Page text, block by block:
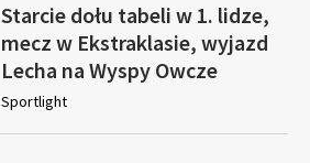
Starcie dołu tabeli w 1. lidze,
mecz w Ekstraklasie, wyjazd
Lecha na Wyspy Owcze
Sportlight